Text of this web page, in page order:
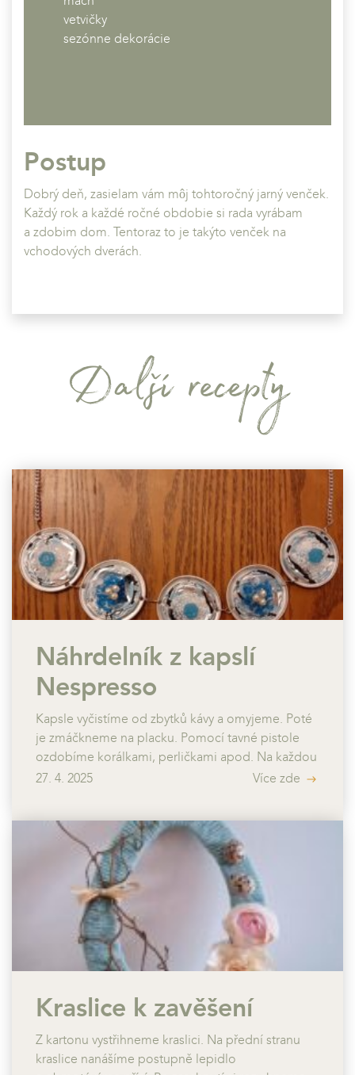
vetvičky
sezónne dekorácie
Postup
Dobrý deň, zasielam vám môj tohtoročný jarný venček.
Každý rok a každé ročné obdobie si rada vyrábam
a zdobim dom. Tentoraz to je takýto venček na
vchodových dverách.
Další recepty
Náhrdelník z kapslí
Nespresso
Kapsle vyčistíme od zbytků kávy a omyjeme. Poté
je zmáčkneme na placku. Pomocí tavné pistole
ozdobíme korálkami, perličkami apod. Na každou
kapslí uděláme dvě dírky proti sobě. Pomocí
řetízek.
27. 4. 2025 Více zde
Kraslice k zavěšení
Z kartonu vystřihneme kraslici. Na přední stranu
kraslice nanášíme postupně lepidlo